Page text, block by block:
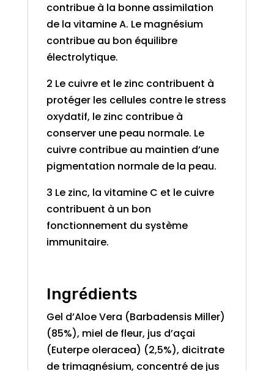
contribue à la bonne assimilation
de la vitamine A. Le magnésium
contribue au bon équilibre
électrolytique.
2 Le cuivre et le zinc contribuent à
protéger les cellules contre le stress
oxydatif, le zinc contribue à
conserver une peau normale. Le
cuivre contribue au maintien d’une
pigmentation normale de la peau.
3 Le zinc, la vitamine C et le cuivre
contribuent à un bon
fonctionnement du système
immunitaire.
Ingrédients
Gel d’Aloe Vera (Barbadensis Miller)
(85%), miel de fleur, jus d’açai
(Euterpe oleracea) (2,5%), dicitrate
de trimagnésium, concentré de jus